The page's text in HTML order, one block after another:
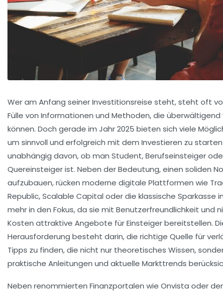
Wer am Anfang seiner Investitionsreise steht, steht oft
Fülle von Informationen und Methoden, die überwältigend
können. Doch gerade im Jahr 2025 bieten sich viele
um sinnvoll und erfolgreich mit dem Investieren zu
unabhängig davon, ob man Student, Berufseinsteiger
Quereinsteiger ist. Neben der Bedeutung, einen soliden
aufzubauen, rücken moderne digitale Plattformen wie
Republic, Scalable Capital oder die klassische Sparkasse
mehr in den Fokus, da sie mit Benutzerfreundlichkeit und
Kosten attraktive Angebote für Einsteiger bereitstellen.
Herausforderung besteht darin, die richtige Quelle für
Tipps zu finden, die nicht nur theoretisches Wissen,
praktische Anleitungen und aktuelle Markttrends
Neben renommierten Finanzportalen wie Onvista oder